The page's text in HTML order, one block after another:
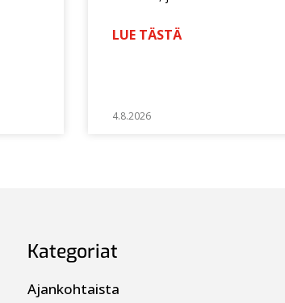
LUE TÄSTÄ
4.8.2026
Kategoriat
Ajankohtaista